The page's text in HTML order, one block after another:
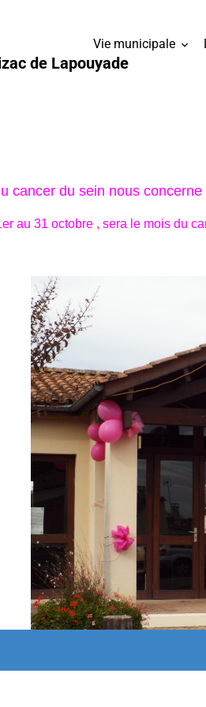
de Lapouyade
Vie municipale
cancer du sein nous concerne
au 31 octobre , sera le mois du